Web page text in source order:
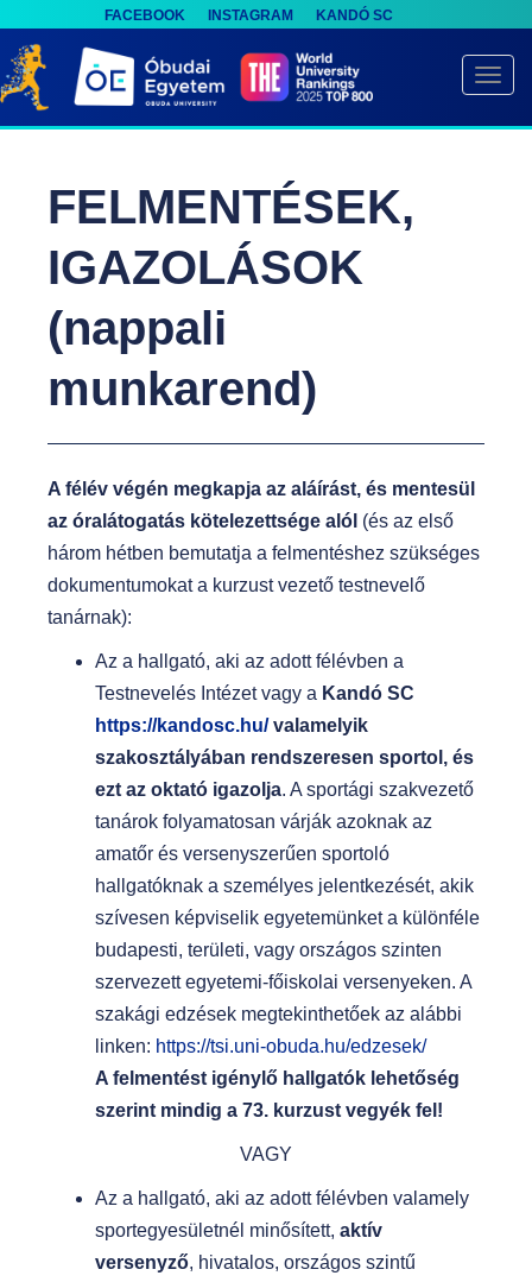
FACEBOOK INSTAGRAM KANDÓ SC
k
i
FELMENTÉSEK,
IGAZOLÁSOK
(nappali
munkarend)
A félév végén megkapja az aláírást, és mentesül
az óralátogatás kötelezettsége alól (és az első
három hétben bemutatja a felmentéshez szükséges
dokumentumokat a kurzust vezető testnevelő
tanárnak):
Az a hallgató, aki az adott félévben a
Testnevelés Intézet vagy a Kandó SC
https://kandosc.hu/valamelyik
szakosztályában rendszeresen sportol, és
ezt az oktató igazolja. A sportági szakvezető
tanárok folyamatosan várják azoknak az
amatőr és versenyszerűen sportoló
hallgatóknak a személyes jelentkezését, akik
szívesen képviselik egyetemünket a különféle
budapesti, területi, vagy országos szinten
szervezett egyetemi-főiskolai versenyeken. A
szakági edzések megtekinthetőek az alábbi
linken: https://tsi.uni-obuda.hu/edzesek/
A felmentést igénylő hallgatók lehetőség
szerint mindig a 73. kurzust vegyék fel!
VAGY
Az a hallgató, aki az adott félévben valamely
sportegyesületnél minősített, aktív
versenyző, hivatalos, országos szintű